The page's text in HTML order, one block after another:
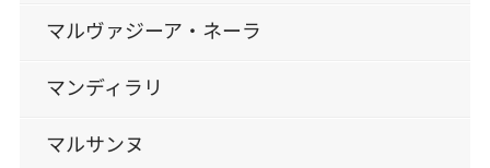
マルヴァジーア・ネーラ
マンディラリ
マルサンヌ